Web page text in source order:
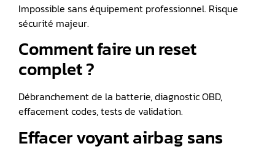
Impossible sans équipement professionnel. Risque
sécurité majeur.
Comment faire un reset
complet ?
Débranchement de la batterie, diagnostic OBD,
effacement codes, tests de validation.
Effacer voyant airbag sans